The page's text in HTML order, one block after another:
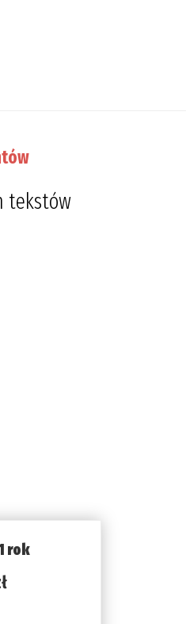
tekstów
rok